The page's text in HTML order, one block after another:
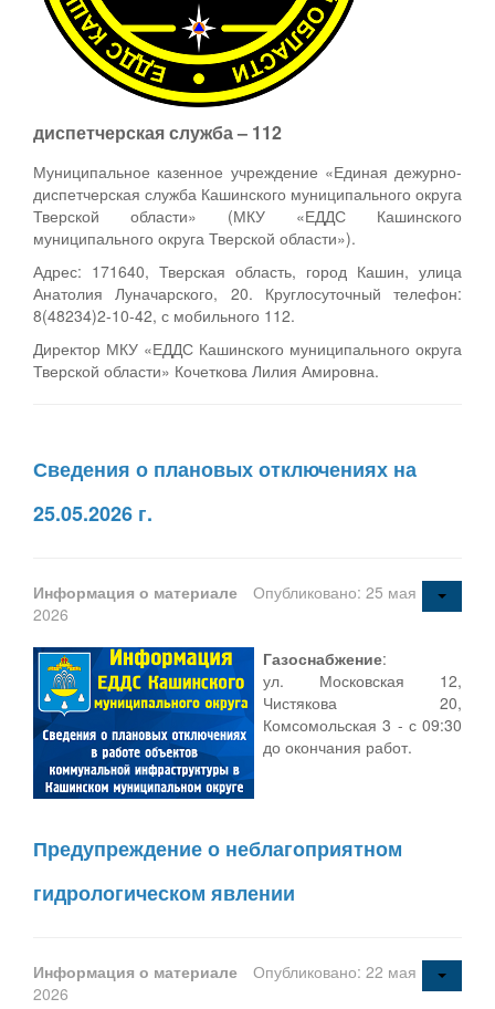
диспетчерская служба – 112
Муниципальное казенное учреждение «Единая дежурно-
диспетчерская служба Кашинского муниципального округа
Тверской области» (МКУ «ЕДДС Кашинского
муниципального округа Тверской области»).
Адрес: 171640, Тверская область, город Кашин, улица
Анатолия Луначарского, 20. Круглосуточный телефон:
8(48234)2-10-42, с мобильного 112.
Директор МКУ «ЕДДС Кашинского муниципального округа
Тверской области» Кочеткова Лилия Амировна.
Сведения о плановых отключениях на
25.05.2026 г.
Информация о материале
Опубликовано: 25 мая
2026
Газоснабжение:
ул. Московская 12,
Чистякова 20,
Комсомольская 3 - с 09:30
до окончания работ.
Предупреждение о неблагоприятном
гидрологическом явлении
Информация о материале
Опубликовано: 22 мая
2026